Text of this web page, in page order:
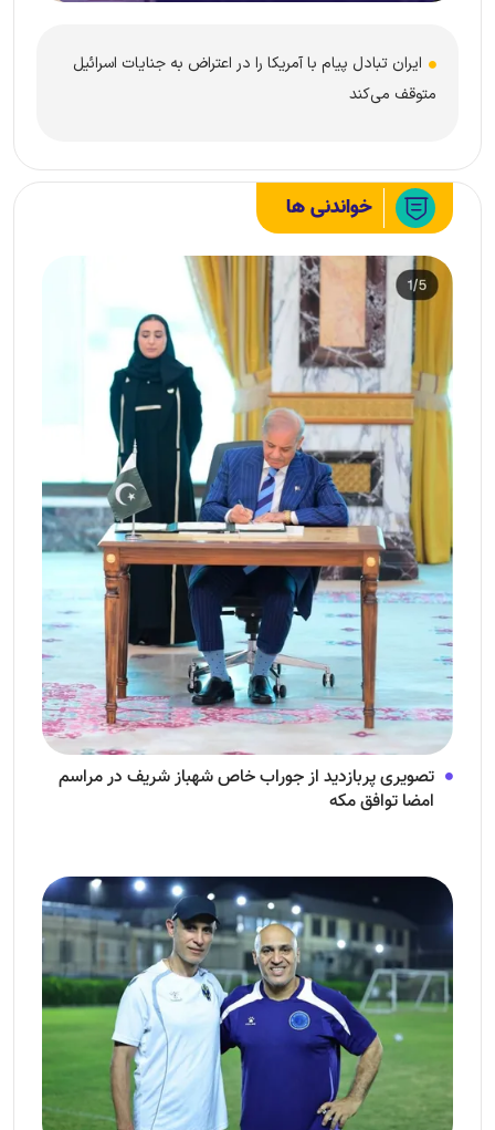
ایران تبادل پیام با آمریکا را در اعتراض به جنایات اسرائیل
متوقف می‌کند
خواندنی ها
تصویری پربازدید از جوراب‌ خاص شهباز شریف در مراسم
امضا توافق‌ مکه